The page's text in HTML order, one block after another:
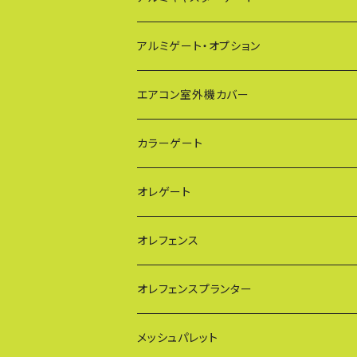
EXG（傾斜地対応アルミゲート）
PXG（EXG廉価版/傾斜地対応アルミゲート）
BXGシリーズ（傾斜地対応/家庭用アルミゲー
FXG（一輪/傾斜地対応アルミゲート）
HXG（傾斜地対応アルミゲート）
AXG（パネル兼用タイプ）
MXG（最高級 パネル兼用タイプ）
アルミゲート・オプション
エアコン室外機カバー
通常サイズ KB90
大型サイズ KB93
特大サイズ KB108
奥行ワイド KB114
シンプルモデル KB90-PT
カラーゲート
QXGシリーズ（ご家庭用）
SXGシリーズ(ご家庭用/ペットゲート)
VXGシリーズ（ご家庭用）
WXGシリーズ（ご家庭用）
オレゲート
オレフェンス
幅60cmタイプ
幅90cmタイプ
オレフェンスプランター
メッシュパレット